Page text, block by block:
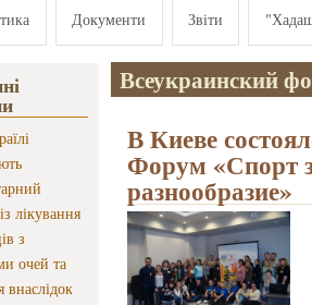
Документи Звіти
лікування
з
очей та
внаслідок
Всеукраинский
В Киеве
Форум «Спорт
разнообразие»